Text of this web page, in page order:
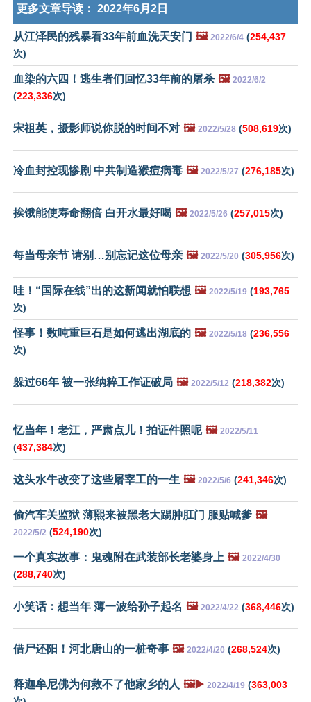
更多文章导读： 2022年6月2日
从江泽民的残暴看33年前血洗天安门 🖼️ 2022/6/4 (254,437
次)
血染的六四！逃生者们回忆33年前的屠杀 🖼️ 2022/6/2
(223,336次)
宋祖英，摄影师说你脱的时间不对 🖼️ 2022/5/28 (508,619次)
冷血封控现惨剧 中共制造猴痘病毒 🖼️ 2022/5/27 (276,185次)
挨饿能使寿命翻倍 白开水最好喝 🖼️ 2022/5/26 (257,015次)
每当母亲节 请别…别忘记这位母亲 🖼️ 2022/5/20 (305,956次)
哇！“国际在线”出的这新闻就怕联想 🖼️ 2022/5/19 (193,765
次)
怪事！数吨重巨石是如何逃出湖底的 🖼️ 2022/5/18 (236,556
次)
躲过66年 被一张纳粹工作证破局 🖼️ 2022/5/12 (218,382次)
忆当年！老江，严肃点儿！拍证件照呢 🖼️ 2022/5/11
(437,384次)
这头水牛改变了这些屠宰工的一生 🖼️ 2022/5/6 (241,346次)
偷汽车关监狱 薄熙来被黑老大踢肿肛门 服贴喊爹 🖼️
2022/5/2 (524,190次)
一个真实故事：鬼魂附在武装部长老婆身上 🖼️ 2022/4/30
(288,740次)
小笑话：想当年 薄一波给孙子起名 🖼️ 2022/4/22 (368,446次)
借尸还阳！河北唐山的一桩奇事 🖼️ 2022/4/20 (268,524次)
释迦牟尼佛为何救不了他家乡的人 🖼️▶️ 2022/4/19 (363,003